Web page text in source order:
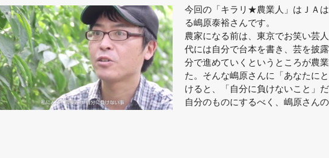
今回の「キラリ★農業人」はＪＡ
る嶋原泰裕さんです。
農家になる前は、東京でお笑い芸
代には自分で台本を書き、芸を披
分で進めていくというところが農
た。そんな嶋原さんに「あなたに
けると、「自分に負けないこと」
自分のものにするべく、嶋原さん